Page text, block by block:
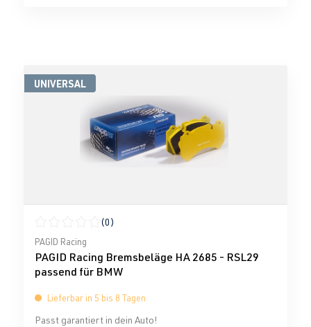
UNIVERSAL
Durchschnittliche Bewertung von 0 von 5 Sternen
(0)
PAGID Racing
PAGID Racing Bremsbeläge HA 2685 - RSL29
passend für BMW
Lieferbar in 5 bis 8 Tagen
Passt garantiert in dein Auto!